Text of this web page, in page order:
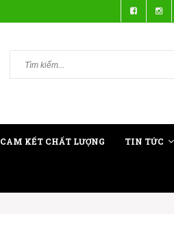
CAM KẾT CHẤT LƯỢNG TIN TỨC